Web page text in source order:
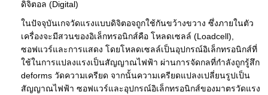
ดิจิตอล (Digital)
ในปัจจุบันเกจวัดแรงแบบดิจิตอจถูกใช้กันขว้างขวาง ซึ่งภายในตัว
เครื่องจะมีสวนของอิเล็กทรอนิกส์คือ โหลดเซลล์ (Loadcell),
ซอฟแวร์และการแสดง โดยโหลดเซลล์เป็นอุปกรณ์อิเล็กทรอนิกส์ที่
ใช้ในการแปลงแรงเป็นสัญญาณไฟฟ้า ผ่านการจัดกลที่กำลังถูกรู้สึก
deforms วัดความเครียด จากนั้นความเครียดแปลงเปลี่ยนรูปเป็น
สัญญาณไฟฟ้า ซอฟแวร์และอุปกรณ์อิเล็กทรอนิกส์ของมาตรวัดแรง